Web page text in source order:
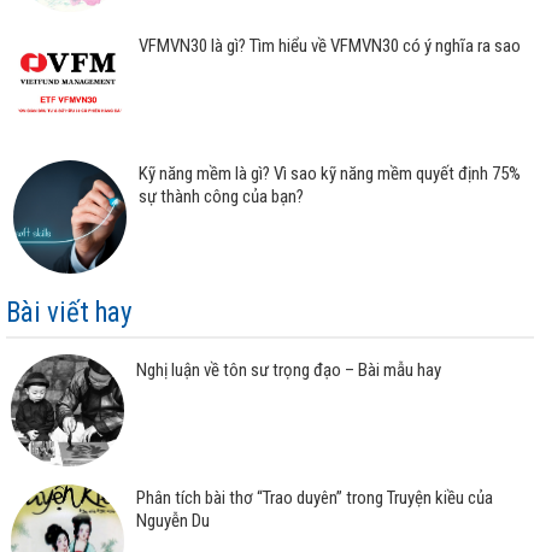
VFMVN30 là gì? Tìm hiểu về VFMVN30 có ý nghĩa ra sao
Kỹ năng mềm là gì? Vì sao kỹ năng mềm quyết định 75%
sự thành công của bạn?
Bài viết hay
Nghị luận về tôn sư trọng đạo – Bài mẫu hay
Phân tích bài thơ “Trao duyên” trong Truyện kiều của
Nguyễn Du